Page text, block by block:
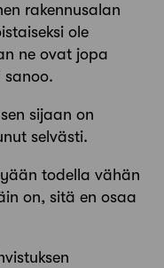
rakennusalan
ole
ne ovat jopa
sanoo.
sijaan on
selvästi.
todella vähän
on, sitä en osaa